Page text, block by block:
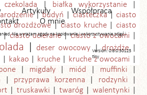
czekolada
białka wykorzystanie
budyń ciasteczka
ciasto
drożdżowe ciasto kruche
ciasto
ciasto ucierane
ciasto z owocami
deser owocowy
drożdże
kakao kruche
kruche z owocami
migdały miód
muffinki
przyprawa korzenna
rodzynki
truskawki twaróg
walentynki
Artykuły
Współpraca
O mnie
Nie wyrażam zgody na kopiowanie i wykorzystywanie zdjęć i
Version: 0.6.0.30125
tiny